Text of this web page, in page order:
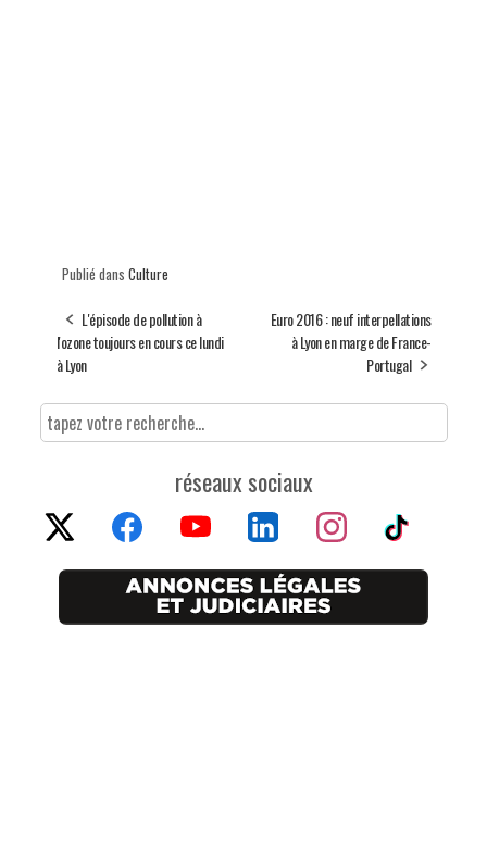
Publié dans Culture
L'épisode de pollution à
l'ozone toujours en cours ce lundi
à Lyon
Euro 2016 : neuf interpellations
à Lyon en marge de France-
Portugal
réseaux sociaux